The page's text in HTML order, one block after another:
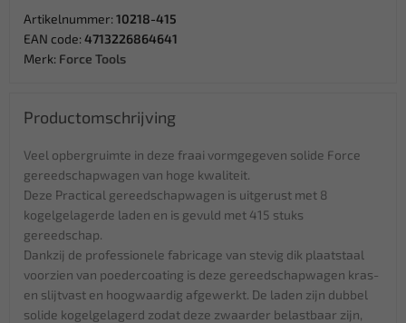
Artikelnummer: 10218-415
EAN code: 4713226864641
Merk: Force Tools
Productomschrijving
Veel opbergruimte in deze fraai vormgegeven solide Force
gereedschapwagen van hoge kwaliteit.
Deze Practical gereedschapwagen is uitgerust met 8
kogelgelagerde laden en is gevuld met 415 stuks
gereedschap.
Dankzij de professionele fabricage van stevig dik plaatstaal
voorzien van poedercoating is deze gereedschapwagen kras-
en slijtvast en hoogwaardig afgewerkt. De laden zijn dubbel
solide kogelgelagerd zodat deze zwaarder belastbaar zijn,